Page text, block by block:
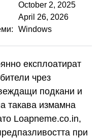
October 2, 2025
April 26, 2026
Windows
експлоатират
чрез
подкани и
такава измамна
Loapneme.co.in,
при